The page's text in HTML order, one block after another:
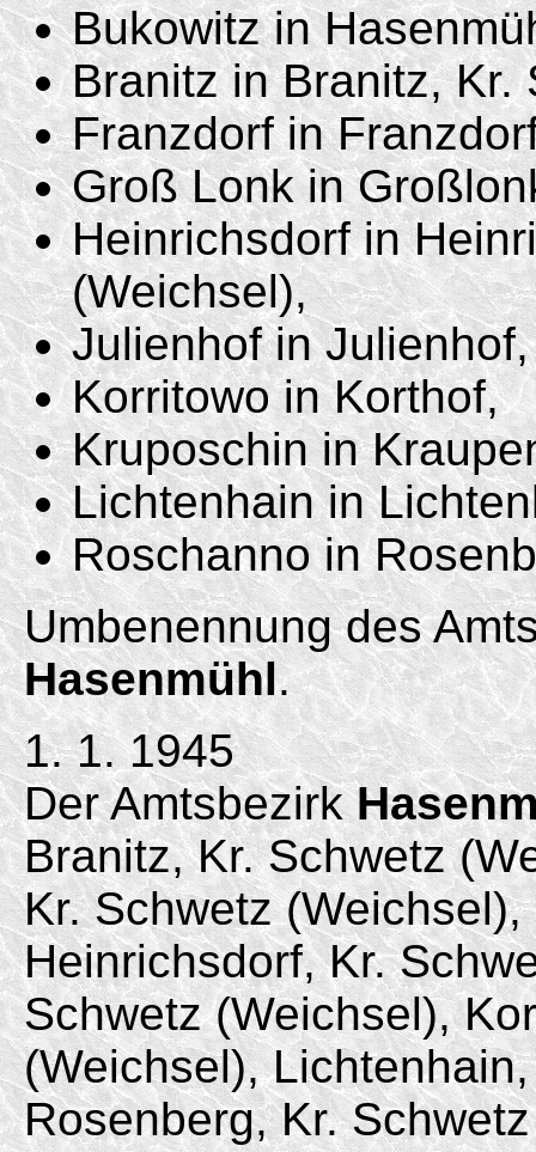
Bukowitz in
Branitz in Branitz, Kr.
Franzdorf in
Groß Lonk in
Heinrichsdorf in
(Weichsel),
Julienhof in
Korritowo in Korthof,
Kruposchin in
Lichtenhain in
Roschanno in
Umbenennung des
Hasenmühl.
1. 1. 1945
Der Amtsbezirk
Branitz, Kr. Schwetz
Kr. Schwetz
Heinrichsdorf, Kr.
Schwetz (Weichsel),
(Weichsel),
Rosenberg, Kr.